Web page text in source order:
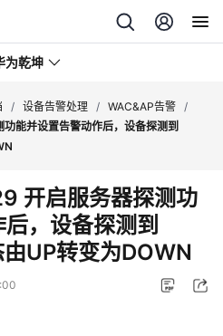
为乾坤
/ 设备告警处理 / WAC&AP告警 /
能并设置告警动作后，设备探测到
开启服务器探测功
，设备探测到
UP转变为DOWN